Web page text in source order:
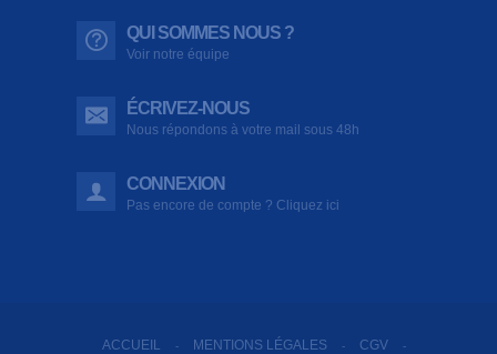
QUI SOMMES NOUS ?
Voir notre équipe
ÉCRIVEZ-NOUS
Nous répondons à votre mail sous 48h
CONNEXION
Pas encore de compte ? Cliquez ici
ACCUEIL - MENTIONS LÉGALES - CGV -